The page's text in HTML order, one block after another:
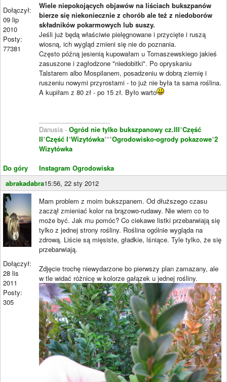
Dołączył:
09 lip
2010
Posty:
77381
Do góry
Wiele niepokojących objawów na liściach bukszpanów
bierze się niekoniecznie z chorób ale też z niedoborów
składników pokarmowych lub suszy.
Jeśli już będą właściwie pielęgnowane i przycięte i ruszą
wiosną, ich wygląd zmieni się nie do poznania.
Często późną jesienią kupowałam u Tomaszewskiego jakieś
zasuszone i zagłodzone "niedobitki". Po opryskaniu
Talstarem albo Mospilanem, posadzeniu w dobrą ziemię i
ruszeniu nowymi przyrostami - to już nie była ta sama roślina.
A kupiłam z 80 zł - po 15 zł. Było warto
Danusia - Ogród nie tylko bukszpanowy cz.III*Część
II*Część I*Wizytówka***Ogrodowisko-ogrody pokazowe*2
Wizytówka
Instagram Ogrodowiska
abrakadabra15:56, 22 sty 2012
Dołączył:
28 lis
2011
Posty:
305
Mam problem z moim bukszpanem. Od dłuższego czasu
zaczął zmieniać kolor na brązowo-rudawy. Nie wiem co to
może być. Jak mu pomóc? Co ciekawe listki przebarwiają się
tylko z jednej strony rośliny. Roślina ogólnie wygląda na
zdrową. Liście są mięsiste, gładkie, lśniące. Tyle tylko, że się
przebarwiają.
Zdjęcie trochę niewydarzone bo pierwszy plan zamazany, ale
w tle widać różnicę w kolorze gałązek u jednej rośliny.